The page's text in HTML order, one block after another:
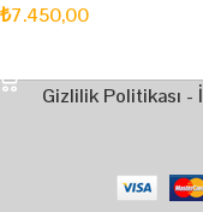
₺7.450,00
Gizlilik Politikası -